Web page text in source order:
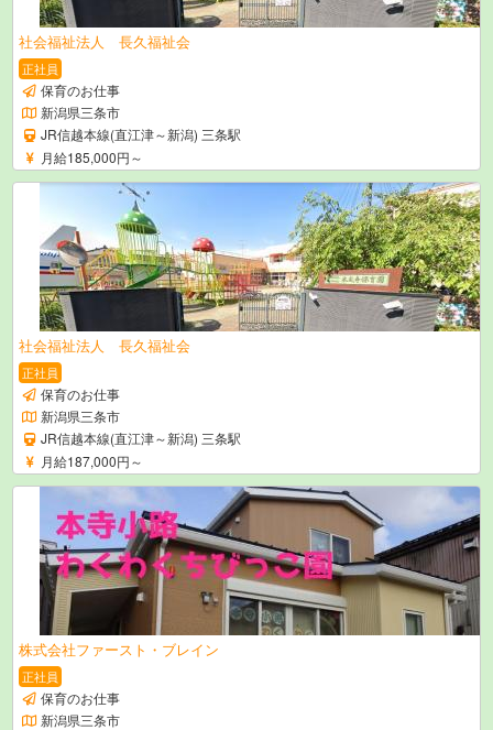
社会福祉法人 長久福祉会
正社員
保育のお仕事
新潟県三条市
JR信越本線(直江津～新潟) 三条駅
月給185,000円～
社会福祉法人 長久福祉会
正社員
保育のお仕事
新潟県三条市
JR信越本線(直江津～新潟) 三条駅
月給187,000円～
株式会社ファースト・ブレイン
正社員
保育のお仕事
新潟県三条市